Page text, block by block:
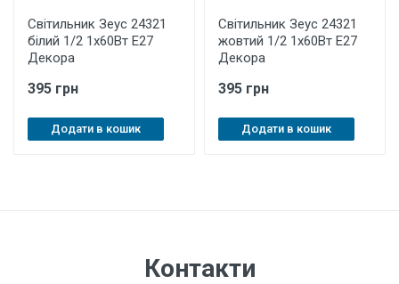
Світильник Зеус 24321
білий 1/2 1х60Вт Е27
Декора
395 грн
Додати в кошик
Світильник Зеус 24321
жовтий 1/2 1х60Вт Е27
Декора
395 грн
Додати в кошик
Контакти